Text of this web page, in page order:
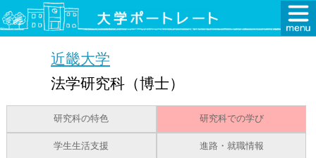
近畿大学
法学研究科（博士）
研究科の特色 研究科での学び
学生生活支援 進路・就職情報